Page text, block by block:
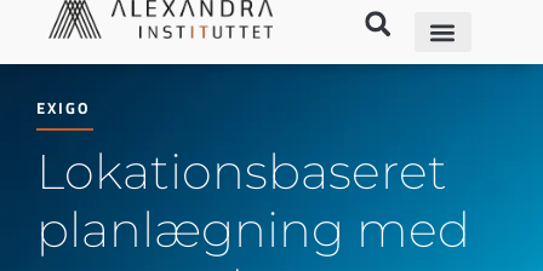
EXIGO
Lokationsbaseret
planlægning med